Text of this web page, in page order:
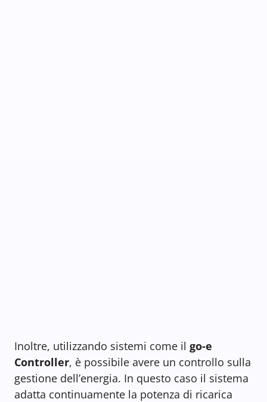
Inoltre, utilizzando sistemi come il go-e
Controller, è possibile avere un controllo sulla
gestione dell’energia. In questo caso il sistema
adatta continuamente la potenza di ricarica